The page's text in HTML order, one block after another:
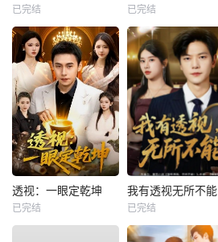
已完结 已完结
透视：一眼定乾坤
已完结
我有透视无所不能
已完结